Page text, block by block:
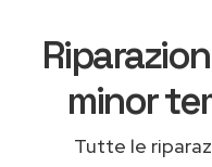
minor
Tutte le